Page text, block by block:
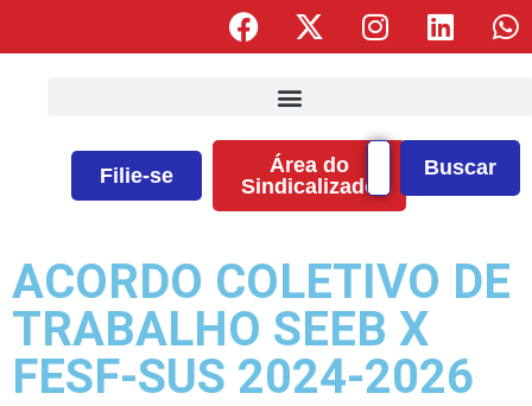
Filie-se
Área do
Sindicalizado
Buscar
ACORDO COLETIVO DE
TRABALHO SEEB X
FESF-SUS 2024-2026